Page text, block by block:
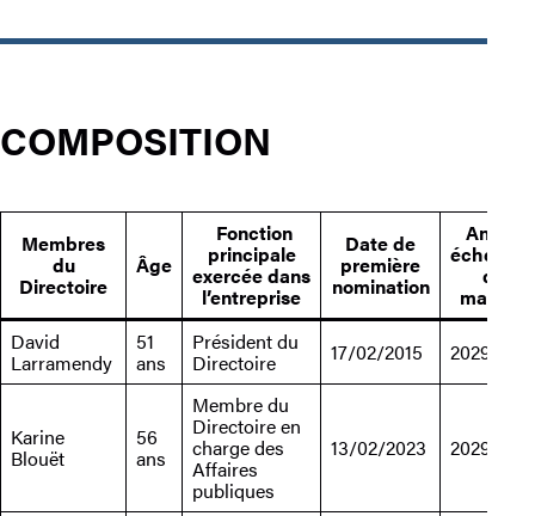
COMPOSITION
Membres
du
Directoire
Âge
Fonction
principale
exercée dans
l’entreprise
Date de
première
nomination
Année
du
mandat
David
Larramendy
51
ans
Président du
Directoire 17/02/2015 2029
Karine
Blouët
56
ans
Membre du
Directoire en
charge des
Affaires
publiques
13/02/2023 2029